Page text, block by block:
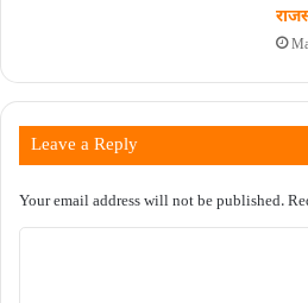
Leave a Reply
Your email address will not be published.